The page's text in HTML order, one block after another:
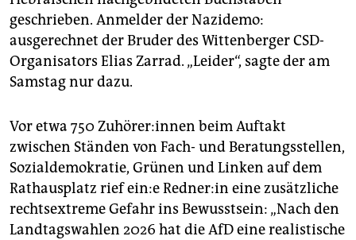
geschrieben. Anmelder der Nazidemo:
ausgerechnet der Bruder des Wittenberger CSD-
Organisators Elias Zarrad. „Leider“, sagte der am
Samstag nur dazu.
Vor etwa 750 Zu­hö­re­r:in­nen beim Auftakt
zwischen Ständen von Fach- und Beratungsstellen,
Sozialdemokratie, Grünen und Linken auf dem
Rathausplatz rief ein:e Red­ne­r:in eine zusätzliche
rechtsextreme Gefahr ins Bewusstsein: „Nach den
Landtagswahlen 2026 hat die AfD eine realistische